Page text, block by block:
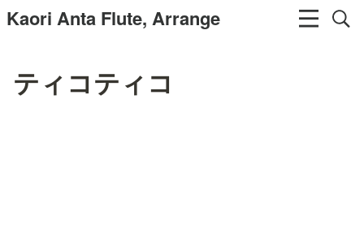
Kaori Anta Flute, Arrange
ティコティコ